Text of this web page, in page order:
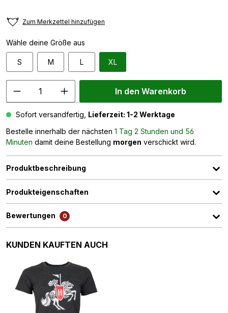
Zum Merkzettel hinzufügen
Wähle deine Größe aus
S M L XL
In den Warenkorb
Sofort versandfertig, Lieferzeit: 1-2 Werktage
Bestelle innerhalb der nächsten 1 Tag 2 Stunden und 56
Minuten damit deine Bestellung morgen verschickt wird.
Produktbeschreibung
Produkteigenschaften
Bewertungen 0
Produktgalerie überspringen
KUNDEN KAUFTEN AUCH